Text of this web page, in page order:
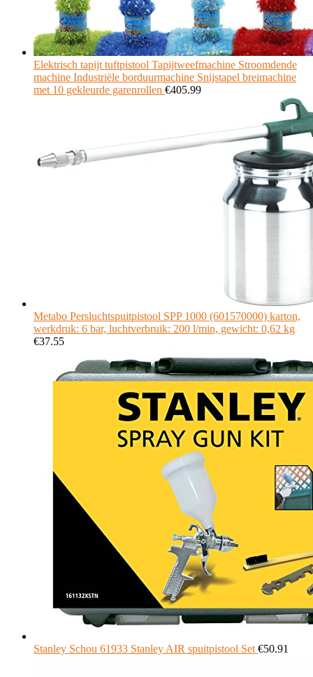
Elektrisch tapijt tuftpistool Tapijtweefmachine Stroomdende
machine Industriële borduurmachine Snijstapel breimachine
met 10 gekleurde garenrollen €405.99
Metabo Persluchtspuitpistool SPP 1000 (601570000) karton,
werkdruk: 6 bar, luchtverbruik: 200 l/min, gewicht: 0,62 kg
€37.55
Stanley Schou 61933 Stanley AIR spuitpistool Set €50.91